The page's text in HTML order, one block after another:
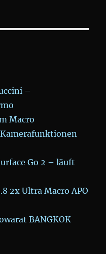
–
Macro
Go 2 – läuft
2x Ultra Macro APO
BANGKOK